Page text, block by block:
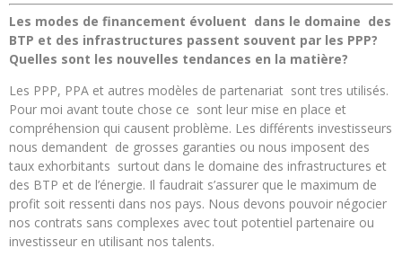
Les modes de financement évoluent dans le domaine des
BTP et des infrastructures passent souvent par les PPP?
Quelles sont les nouvelles tendances en la matière?
Les PPP, PPA et autres modèles de partenariat sont tres utilisés.
Pour moi avant toute chose ce sont leur mise en place et
compréhension qui causent problème. Les différents investisseurs
nous demandent de grosses garanties ou nous imposent des
taux exhorbitants surtout dans le domaine des infrastructures et
des BTP et de l’énergie. Il faudrait s’assurer que le maximum de
profit soit ressenti dans nos pays. Nous devons pouvoir négocier
nos contrats sans complexes avec tout potentiel partenaire ou
investisseur en utilisant nos talents.